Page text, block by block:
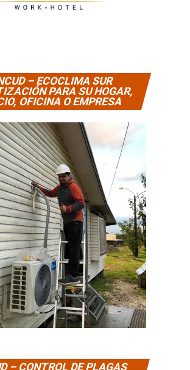
– ECOCLIMA SUR
PARA SU HOGAR,
OFICINA O EMPRESA
– CONTROL DE PLAGAS